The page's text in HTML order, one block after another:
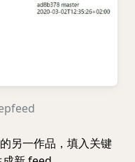
另一作品，填入关键